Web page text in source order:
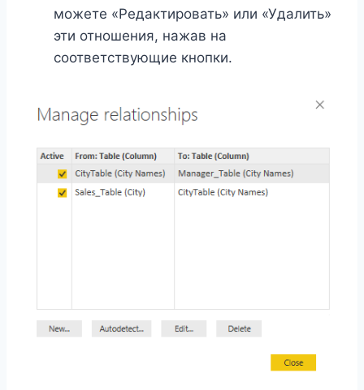
можете «Редактировать» или «Удалить»
эти отношения, нажав на
соответствующие кнопки.